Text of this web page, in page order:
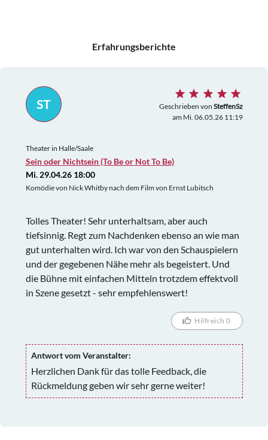
Erfahrungsberichte
ST Geschrieben von SteffenSz
am Mi. 06.05.26 11:19
Theater in Halle/Saale
Sein oder Nichtsein (To Be or Not To Be)
Mi. 29.04.26 18:00
Komödie von Nick Whitby nach dem Film von Ernst Lubitsch
Tolles Theater! Sehr unterhaltsam, aber auch
tiefsinnig. Regt zum Nachdenken ebenso an wie man
gut unterhalten wird. Ich war von den Schauspielern
und der gegebenen Nähe mehr als begeistert. Und
die Bühne mit einfachen Mitteln trotzdem effektvoll
in Szene gesetzt - sehr empfehlenswert!
Hilfreich 0
Antwort vom Veranstalter:
Herzlichen Dank für das tolle Feedback, die
Rückmeldung geben wir sehr gerne weiter!